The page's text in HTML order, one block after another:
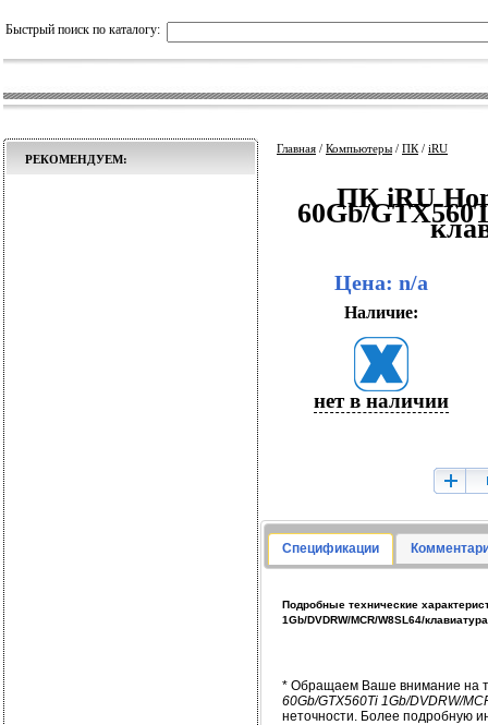
Быстрый поиск по каталогу:
РЕКОМЕНДУЕМ:
Главная / Компьютеры / ПК / iRU
ПК iRU
60Gb/
Цена: n/a
Наличие:
нет в наличии
Спецификации
Подробные технические
1Gb/DVDRW/MCR/W8SL64/
* Обращаем Ваше внимание на
60Gb/GTX560Ti 1Gb/DVDRW/
неточности. Более подробную